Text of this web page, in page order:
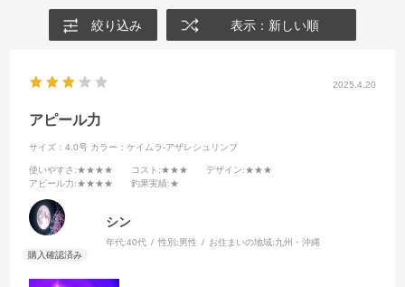
絞り込み 表示：新しい順
2025.4.20
アピール力
サイズ：4.0号 カラー：ケイムラ-アザレシュリンプ
使いやすさ :★★★★ コスト :★★★ デザイン:★★★
アピール力:★★★★ 釣果実績:★
シン
年代:40代 性別:男性 お住まいの地域:九州・沖縄